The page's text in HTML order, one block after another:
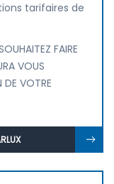
tarifaires de
FAIRE
VOUS
DE VOTRE